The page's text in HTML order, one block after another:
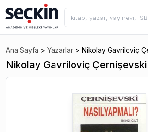
Ana Sayfa > Yazarlar > Nikolay Gavriloviç
Nikolay Gavriloviç Çernişevski